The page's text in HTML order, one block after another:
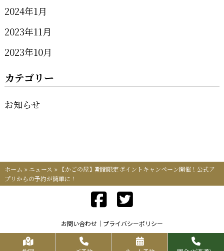
2024年1月
2023年11月
2023年10月
カテゴリー
お知らせ
ホーム » ニュース » 【かごの屋】期間限定ポイントキャンペーン開催！公式ア
プリからの予約が簡単に！
お問い合わせ プライバシーポリシー
Copyrights KR FOOD SERVICE All Rights Reserved.